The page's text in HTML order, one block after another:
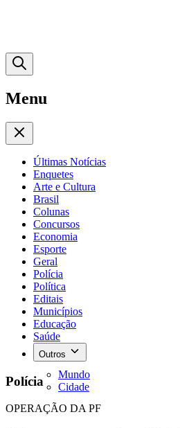
Menu
Últimas Notícias
Enquetes
Arte e Cultura
Brasil
Colunas
Concursos
Economia
Esporte
Geral
Polícia
Política
Editais
Municípios
Educação
Saúde
Outros
Mundo
Cidade
Polícia
OPERAÇÃO DA PF